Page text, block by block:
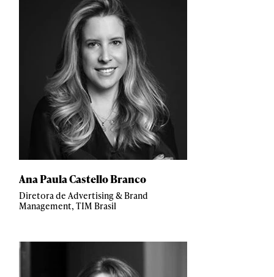
Ana Paula Castello Branco
Diretora de Advertising & Brand
Management, TIM Brasil